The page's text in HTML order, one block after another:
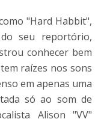
"Hard Habbit",
seu reportório,
conhecer bem
raízes nos sons
em apenas uma
só ao som de
Alison "VV"